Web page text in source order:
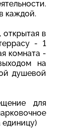
каждой.
в
- 1
комната -
на
душевой
для